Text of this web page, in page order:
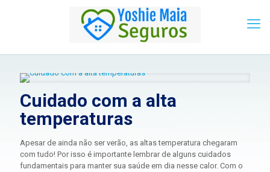
Cuidado com a alta
temperaturas
Apesar de ainda não ser verão, as altas temperatura chegaram
com tudo! Por isso é importante lembrar de alguns cuidados
fundamentais para manter sua saúde em dia nesse calor. Com o